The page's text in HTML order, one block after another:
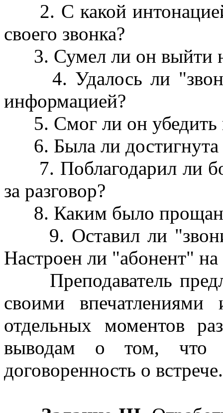
2. С какой
своего звонка?
3. Сумел ли он выйти
4. Удалось ли
информацией?
5. Смог ли он убедить
6. Была ли достигнута
7. Поблагодарил ли
за разговор?
8. Каким было
9. Оставил ли
Настроен ли "абонент" на
Преподаватель
своими
отдельных моментов
выводам о том, что
договоренность о встрече.